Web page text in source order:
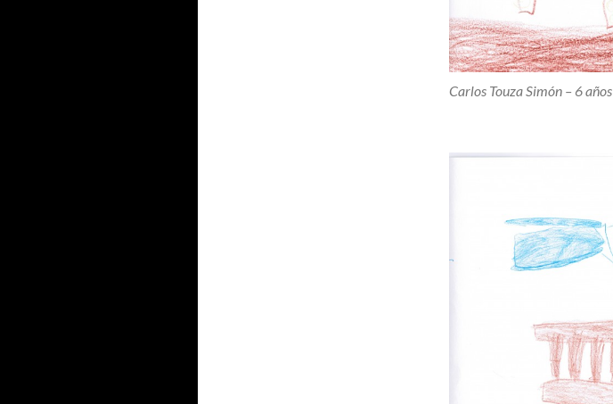
Carlos Touza Simón – 6 años